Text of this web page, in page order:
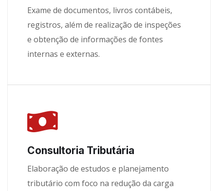
Exame de documentos, livros contábeis,
registros, além de realização de inspeções
e obtenção de informações de fontes
internas e externas.
Consultoria Tributária
Elaboração de estudos e planejamento
tributário com foco na redução da carga